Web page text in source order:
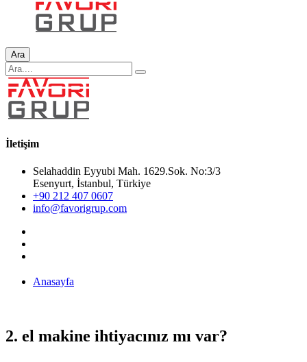
Ara
İletişim
Selahaddin Eyyubi Mah. 1629.Sok. No:3/3
Esenyurt, İstanbul, Türkiye
+90 212 407 0607
info@favorigrup.com
Anasayfa
2. el makine ihtiyacınız mı var?